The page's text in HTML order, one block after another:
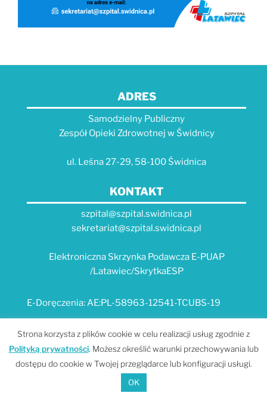
ADRES
Samodzielny Publiczny
Zespół Opieki Zdrowotnej w Świdnicy
ul. Leśna 27-29, 58-100 Świdnica
KONTAKT
szpital@szpital.swidnica.pl
sekretariat@szpital.swidnica.pl
Elektroniczna Skrzynka Podawcza E-PUAP
/Latawiec/SkrytkaESP
E-Doręczenia: AE:PL-58963-12541-TCUBS-19
E-USŁUGI
Platforma e-usług Szpitala "Latawiec" --- MPI
Portal Dolnośląskiego E-Zdrowia
Strona korzysta z plików cookie w celu realizacji usług zgodnie z
Polityką prywatności. Możesz określić warunki przechowywania lub
dostępu do cookie w Twojej przeglądarce lub konfiguracji usługi.
OK